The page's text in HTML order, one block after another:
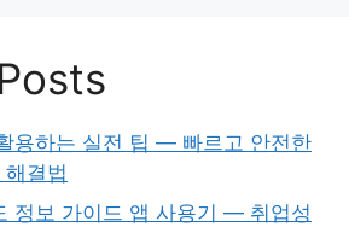
용하는 실전 팁 — 빠르고 안전한
해결법
정보 가이드 앱 사용기 — 취업성